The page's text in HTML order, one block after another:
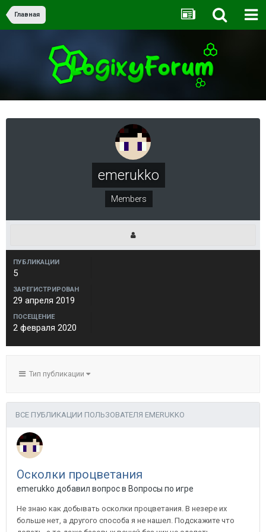
Главная
emerukko
Members
ПУБЛИКАЦИИ
5
ЗАРЕГИСТРИРОВАН
29 апреля 2019
ПОСЕЩЕНИЕ
2 февраля 2020
Тип публикации
ВСЕ ПУБЛИКАЦИИ ПОЛЬЗОВАТЕЛЯ EMERUKKO
Осколки процветания
emerukko добавил вопрос в Вопросы по игре
Не знаю как добывать осколки процветания. В незере их
больше нет, а другого способа я не нашел. Подскажите что